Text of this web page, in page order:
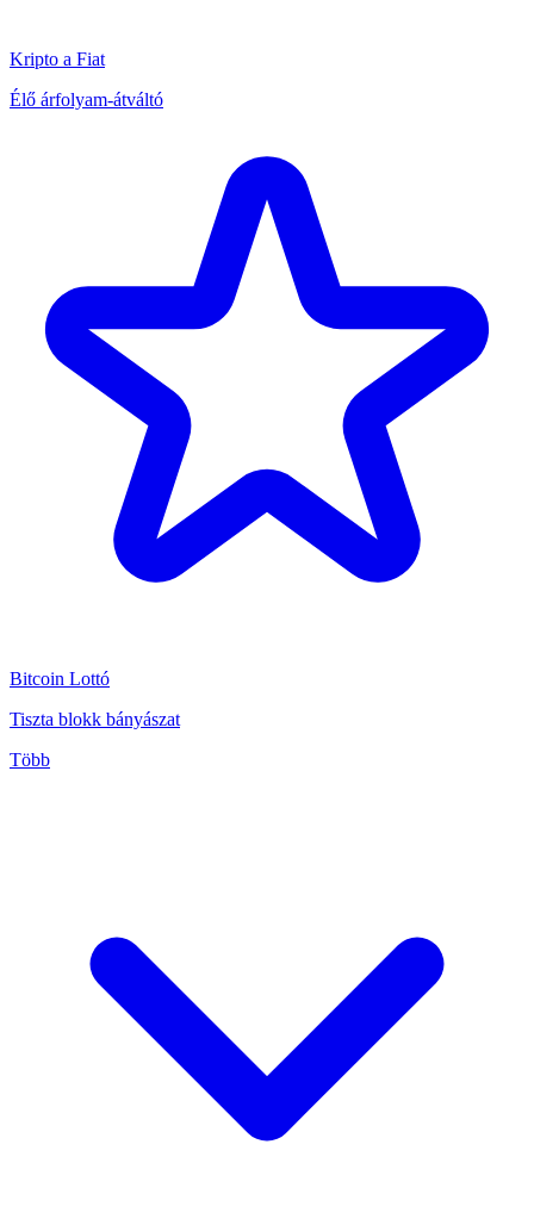
Kripto a Fiat
Élő árfolyam-átváltó
Bitcoin Lottó
Tiszta blokk bányászat
Több